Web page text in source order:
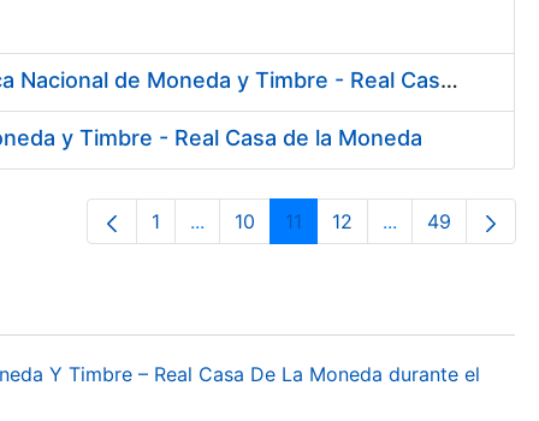
Contratación de diversas Pólizas de Aseguramiento para la Fábrica Nacional de Moneda y Timbre - Real Casa de la Moneda
y Timbre - Real Casa de la Moneda
Página
1 ...Páginas intermedias Use TAB para
Página
10 Página
11 Página
12 ...PáginasPágina
49
Y Timbre – Real Casa De La Moneda durante el